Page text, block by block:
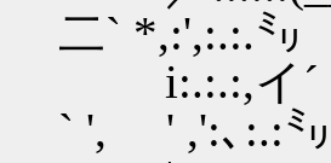
二` *,:',:.:.
i:.:.:,イ´
` ', ' ,':､:.: